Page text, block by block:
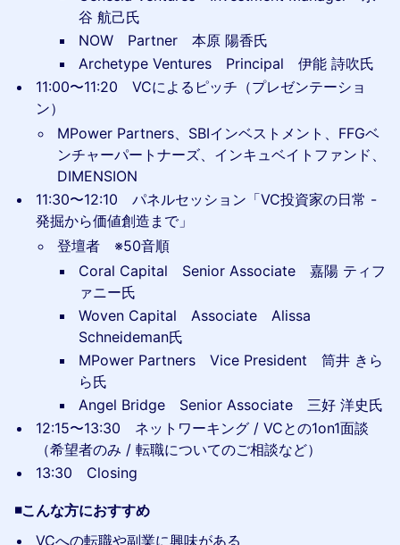
谷 航己氏
NOW Partner 本原 陽香氏
Archetype Ventures Principal 伊能 詩吹氏
​11:00〜11:20 VCによるピッチ（プレゼンテーショ
ン）
MPower Partners、SBIインベストメント、FFGベ
ンチャーパートナーズ、インキュベイトファンド、
DIMENSION
11:30〜12:10 パネルセッション「VC投資家の日常 -
発掘から価値創造まで」
登壇者 ※50音順
Coral Capital Senior Associate 嘉陽 ティフ
ァニー氏
Woven Capital Associate Alissa
Schneideman氏
MPower Partners Vice President 筒井 きら
ら氏
Angel Bridge Senior Associate 三好 洋史氏
​12:15〜13:30 ネットワーキング / VCとの1on1面談
（希望者のみ / 転職についてのご相談など）
​13:30 Closing
◾️こんな方におすすめ
VCへの転職や副業に興味がある